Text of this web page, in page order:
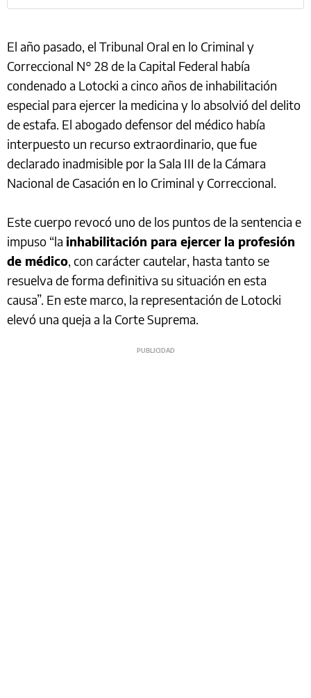
El año pasado, el Tribunal Oral en lo Criminal y
Correccional N° 28 de la Capital Federal había
condenado a Lotocki a cinco años de inhabilitación
especial para ejercer la medicina y lo absolvió del delito
de estafa. El abogado defensor del médico había
interpuesto un recurso extraordinario, que fue
declarado inadmisible por la Sala III de la Cámara
Nacional de Casación en lo Criminal y Correccional.
Este cuerpo revocó uno de los puntos de la sentencia e
impuso “la inhabilitación para ejercer la profesión
de médico, con carácter cautelar, hasta tanto se
resuelva de forma definitiva su situación en esta
causa”. En este marco, la representación de Lotocki
elevó una queja a la Corte Suprema.